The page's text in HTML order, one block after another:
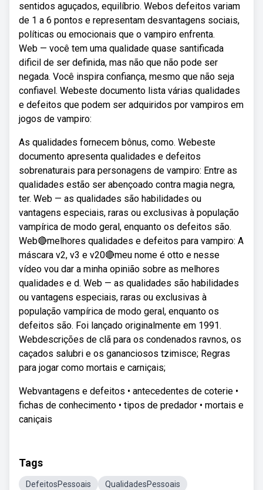
sentidos aguçados, equilíbrio. Webos defeitos variam
de 1 a 6 pontos e representam desvantagens sociais,
políticas ou emocionais que o vampiro enfrenta.
Web — você tem uma qualidade quase santificada
dificil de ser definida, mas não que não pode ser
negada. Você inspira confiança, mesmo que não seja
confiavel. Webeste documento lista várias qualidades
e defeitos que podem ser adquiridos por vampiros em
jogos de vampiro:
As qualidades fornecem bônus, como. Webeste
documento apresenta qualidades e defeitos
sobrenaturais para personagens de vampiro: Entre as
qualidades estão ser abençoado contra magia negra,
ter. Web — as qualidades são habilidades ou
vantagens especiais, raras ou exclusivas à população
vampírica de modo geral, enquanto os defeitos são.
Web🔴melhores qualidades e defeitos para vampiro: A
máscara v2, v3 e v20🔴meu nome é otto e nesse
vídeo vou dar a minha opinião sobre as melhores
qualidades e d. Web — as qualidades são habilidades
ou vantagens especiais, raras ou exclusivas à
população vampírica de modo geral, enquanto os
defeitos são. Foi lançado originalmente em 1991.
Webdescrições de clã para os condenados ravnos, os
caçados salubri e os gananciosos tzimisce; Regras
para jogar como mortais e carniçais;
Webvantagens e defeitos • antecedentes de coterie •
fichas de conhecimento • tipos de predador • mortais e
caniçais
Tags
DefeitosPessoais QualidadesPessoais